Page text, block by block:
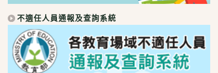
不適任人員通報及查詢系統